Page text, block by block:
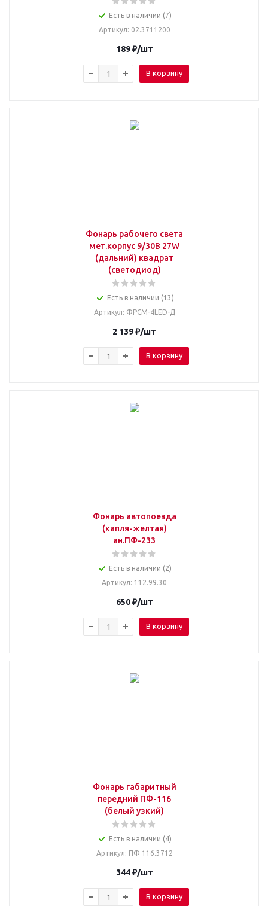
Есть в наличии (7)
Артикул: 02.3711200
189₽/шт
В корзину
Фонарь рабочего света
мет.корпус 9/30В 27W
(дальний) квадрат
(светодиод)
Есть в наличии (13)
Артикул: ФРСМ-4LED-Д
2 139₽/шт
В корзину
Фонарь автопоезда
(капля-желтая)
ан.ПФ-233
Есть в наличии (2)
Артикул: 112.99.30
650₽/шт
В корзину
Фонарь габаритный
передний ПФ-116
(белый узкий)
Есть в наличии (4)
Артикул: ПФ 116.3712
344₽/шт
В корзину